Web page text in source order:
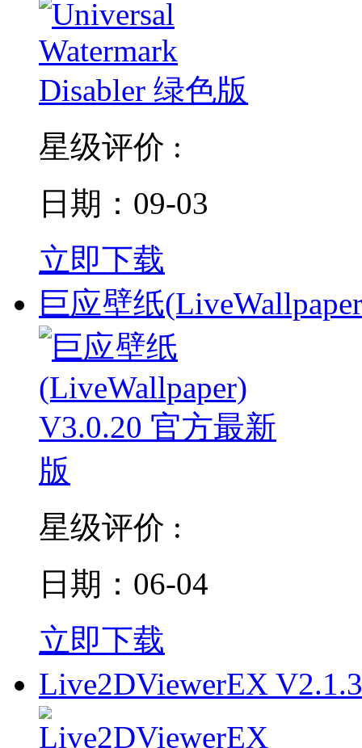
星级评价 :
日期：09-03
立即下载
巨应壁纸
星级评价 :
日期：06-04
立即下载
Live2DViewerEX